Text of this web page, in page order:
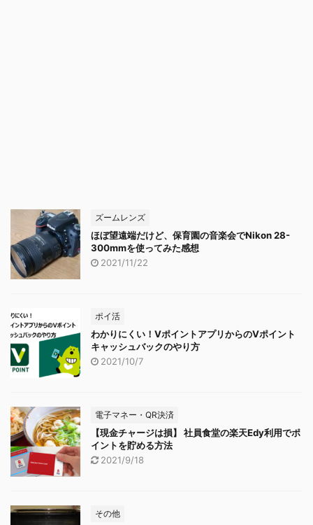
ズームレンズ
ほぼ望遠端だけど、保育園の音楽会でNikon 28-
300mmを使ってみた感想
2021/11/22
ポイ活
わかりにくい！VポイントアプリからのVポイント
キャッシュバックのやり方
2021/10/7
電子マネー・QR決済
【現金チャージは損】 社員食堂の楽天Edy利用でポ
イントを貯める方法
2021/9/18
その他